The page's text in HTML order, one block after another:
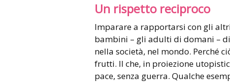
Un rispetto reciproco
Imparare a rapportarsi con gli
bambini – gli adulti di domani –
nella società, nel mondo. Perché
frutti. Il che, in proiezione
pace, senza guerra. Qualche